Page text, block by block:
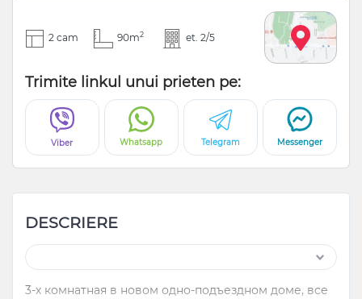
2 cam 90m2 et. 2/5
Trimite linkul unui prieten pe:
Viber Whatsapp Telegram Messenger
DESCRIERE
3-х комнатная в новом одно-подъездном доме, все